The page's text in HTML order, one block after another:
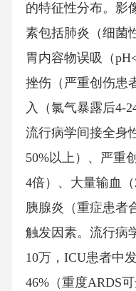
的特征性分布。影
素包括肺炎（细菌
胃内容物误吸（
挫伤（严重创伤患
入（氯气暴露后4-
流行病学间接全身
50%以上）、严重
4倍）、大量输血（
胰腺炎（重症患者
触发因素。流行病
10万，ICU患者中
46%（重度ARDS